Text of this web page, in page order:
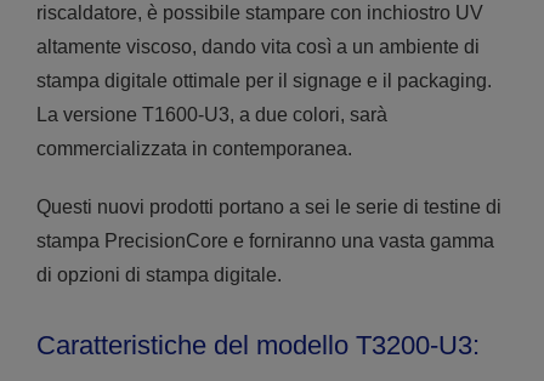
riscaldatore, è possibile stampare con inchiostro UV
altamente viscoso, dando vita così a un ambiente di
stampa digitale ottimale per il signage e il packaging.
La versione T1600-U3, a due colori, sarà
commercializzata in contemporanea.
Questi nuovi prodotti portano a sei le serie di testine di
stampa PrecisionCore e forniranno una vasta gamma
di opzioni di stampa digitale.
Caratteristiche del modello T3200-U3: